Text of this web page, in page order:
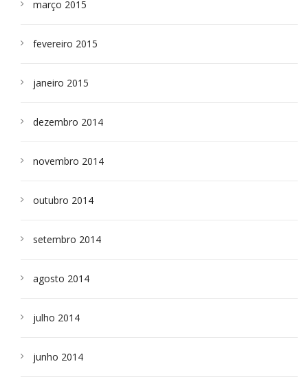
março 2015
fevereiro 2015
janeiro 2015
dezembro 2014
novembro 2014
outubro 2014
setembro 2014
agosto 2014
julho 2014
junho 2014